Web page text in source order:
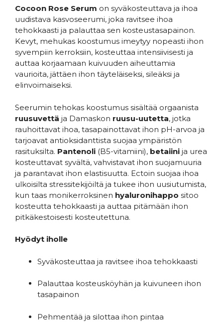
Cocoon Rose Serum on syväkosteuttava ja ihoa
uudistava kasvoseerumi, joka ravitsee ihoa
tehokkaasti ja palauttaa sen kosteustasapainon.
Kevyt, mehukas koostumus imeytyy nopeasti ihon
syvempiin kerroksiin, kosteuttaa intensiivisesti ja
auttaa korjaamaan kuivuuden aiheuttamia
vaurioita, jättäen ihon täyteläiseksi, sileäksi ja
elinvoimaiseksi.
Seerumin tehokas koostumus sisältää orgaanista
ruusuvettä ja Damaskon ruusu-uutetta, jotka
rauhoittavat ihoa, tasapainottavat ihon pH-arvoa ja
tarjoavat antioksidanttista suojaa ympäristön
rasituksilta. Pantenoli (B5-vitamiini), betaiini ja urea
kosteuttavat syvältä, vahvistavat ihon suojamuuria
ja parantavat ihon elastisuutta. Ectoin suojaa ihoa
ulkoisilta stressitekijöiltä ja tukee ihon uusiutumista,
kun taas monikerroksinen hyaluronihappo sitoo
kosteutta tehokkaasti ja auttaa pitämään ihon
pitkäkestoisesti kosteutettuna.
Hyödyt iholle
Syväkosteuttaa ja ravitsee ihoa tehokkaasti
Palauttaa kosteusköyhän ja kuivuneen ihon
tasapainon
Pehmentää ja silottaa ihon pintaa